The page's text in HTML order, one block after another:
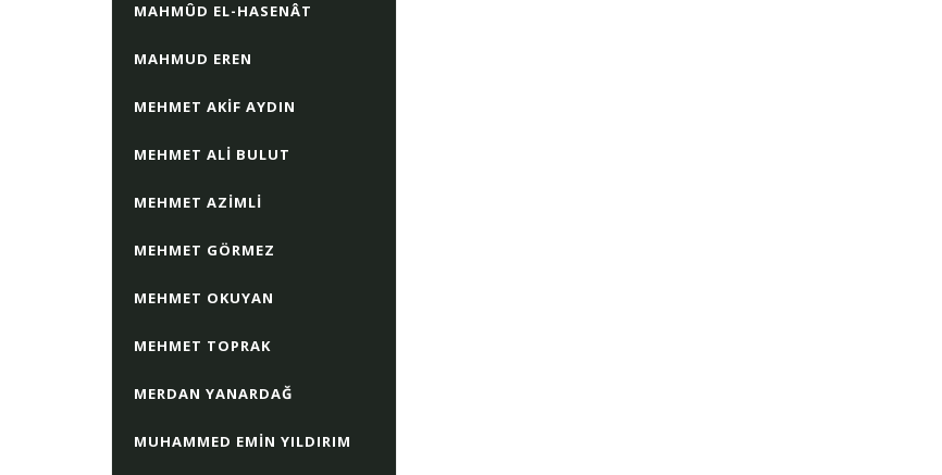
MAHMÛD EL-HASENÂT
MAHMUD EREN
MEHMET AKIF AYDIN
MEHMET ALI BULUT
MEHMET AZIMLI
MEHMET GÖRMEZ
MEHMET OKUYAN
MEHMET TOPRAK
MERDAN YANARDAĞ
MUHAMMED EMIN YILDIRIM